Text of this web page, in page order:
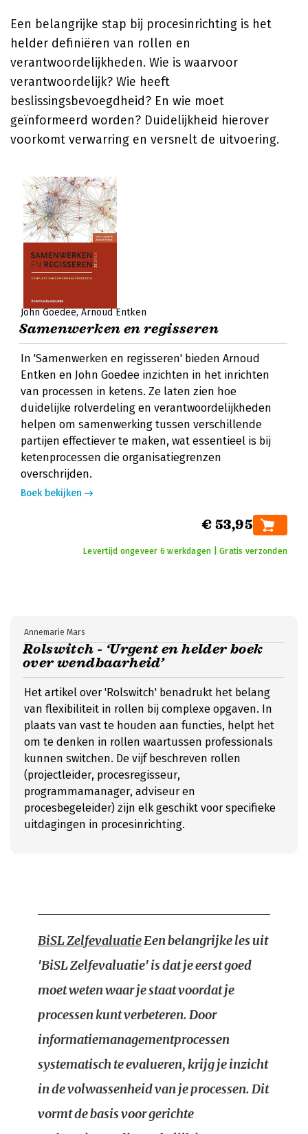
Een belangrijke stap bij procesinrichting is het
helder definiëren van rollen en
verantwoordelijkheden. Wie is waarvoor
verantwoordelijk? Wie heeft
beslissingsbevoegdheid? En wie moet
geïnformeerd worden? Duidelijkheid hierover
voorkomt verwarring en versnelt de uitvoering.
John Goedee Arnoud Entken
Samenwerken en regisseren
In 'Samenwerken en regisseren' bieden Arnoud
Entken en John Goedee inzichten in het inrichten
van processen in ketens. Ze laten zien hoe
duidelijke rolverdeling en verantwoordelijkheden
helpen om samenwerking tussen verschillende
partijen effectiever te maken, wat essentieel is bij
ketenprocessen die organisatiegrenzen
overschrijden.
Boek bekijken
€ 53,95
Levertijd ongeveer 6 werkdagen | Gratis verzonden
Rolswitch - ‘Urgent en helder boek
over wendbaarheid’
Annemarie Mars
Het artikel over 'Rolswitch' benadrukt het belang
van flexibiliteit in rollen bij complexe opgaven. In
plaats van vast te houden aan functies, helpt het
om te denken in rollen waartussen professionals
kunnen switchen. De vijf beschreven rollen
(projectleider, procesregisseur,
programmamanager, adviseur en
procesbegeleider) zijn elk geschikt voor specifieke
uitdagingen in procesinrichting.
BiSL ZelfevaluatieEen belangrijke les uit
'BiSL Zelfevaluatie' is dat je eerst goed
moet weten waar je staat voordat je
processen kunt verbeteren. Door
informatiemanagementprocessen
systematisch te evalueren, krijg je inzicht
in de volwassenheid van je processen. Dit
vormt de basis voor gerichte